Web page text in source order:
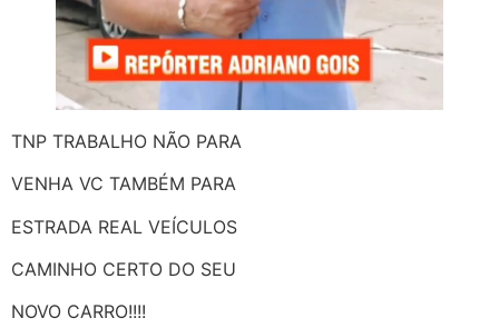
TNP TRABALHO NÃO PARA
VENHA VC TAMBÉM PARA
ESTRADA REAL VEÍCULOS
CAMINHO CERTO DO SEU
NOVO CARRO!!!!